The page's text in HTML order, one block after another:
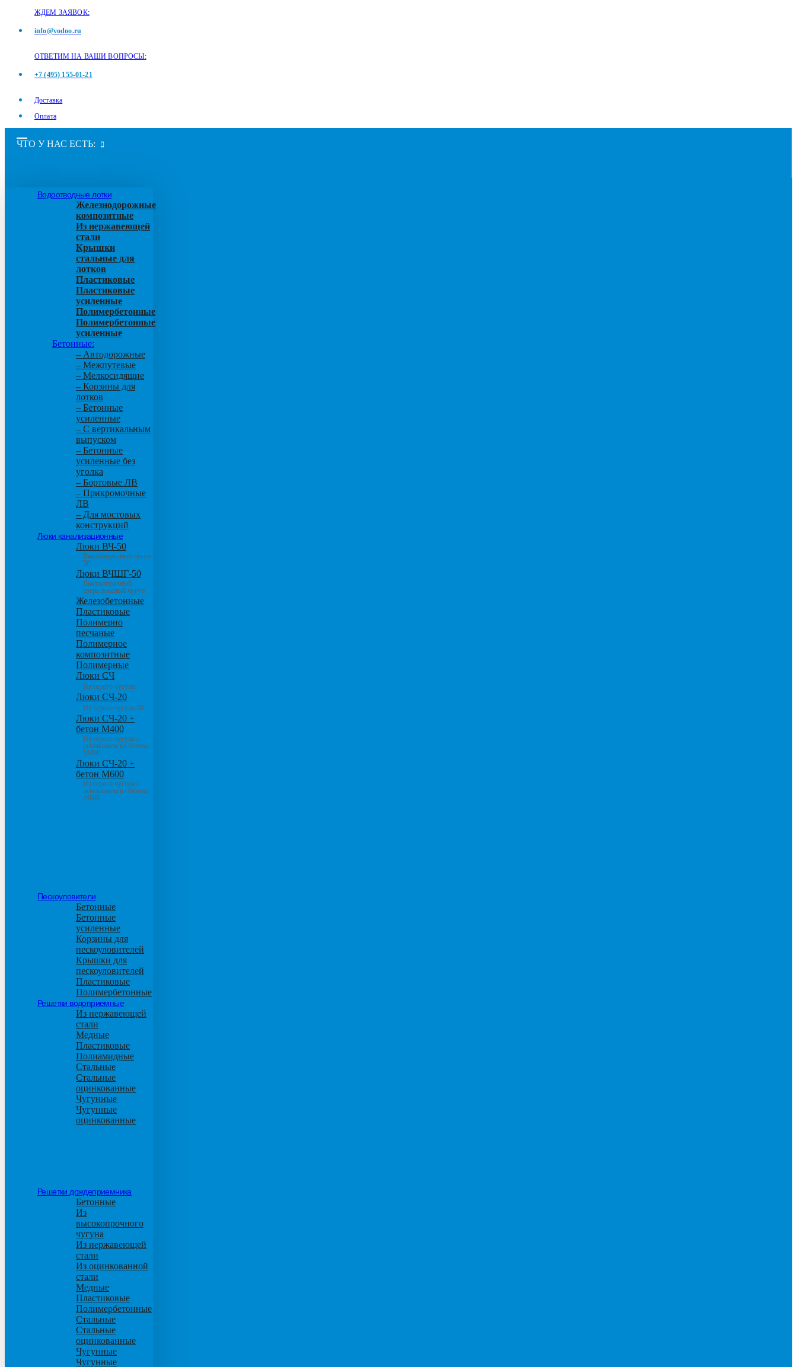
ЖДЕМ ЗАЯВОК:
info@vodoo.ru
ОТВЕТИМ НА ВАШИ ВОПРОСЫ:
+7 (495) 155-01-21
Доставка
Оплата
ЧТО У НАС ЕСТЬ:
Водоотводные лотки
Железнодорожные
композитные
Из нержавеющей
стали
Крышки
стальные для
лотков
Пластиковые
Пластиковые
усиленные
Полимербетонные
Полимербетонные
усиленные
Бетонные:
– Автодорожные
– Межпутевые
– Мелкосидящие
– Корзины для
лотков
– Бетонные
усиленные
– С вертикальным
выпуском
– Бетонные
усиленные без
уголка
– Бортовые ЛВ
– Прикромочные
ЛВ
– Для мостовых
конструкций
Люки канализационные
Люки ВЧ-50
Высокопрочный чугун
50
Люки ВЧШГ-50
Высокопрочный
сверхтяжелый чугун
Железобетонные
Пластиковые
Полимерно
песчаные
Полимерное
композитные
Полимерные
Люки СЧ
Из серого чугуна
Люки СЧ-20
Из серого чугуна 20
Люки СЧ-20 +
бетон М400
Из серого чугуна с
основанием из бетона
М400
Люки СЧ-20 +
бетон М600
Из серого чугуна с
основанием из бетона
М600
Пескоуловители
Бетонные
Бетонные
усиленные
Корзины для
пескоуловителей
Крышки для
пескоуловителей
Пластиковые
Полимербетонные
Решетки водоприемные
Из нержавеющей
стали
Медные
Пластиковые
Полиамидные
Стальные
Стальные
оцинкованные
Чугунные
Чугунные
оцинкованные
Решетки дождеприемника
Бетонные
Из
высокопрочного
чугуна
Из нержавеющей
стали
Из оцинкованной
стали
Медные
Пластиковые
Полимербетонные
Стальные
Стальные
оцинкованные
Чугунные
Чугунные